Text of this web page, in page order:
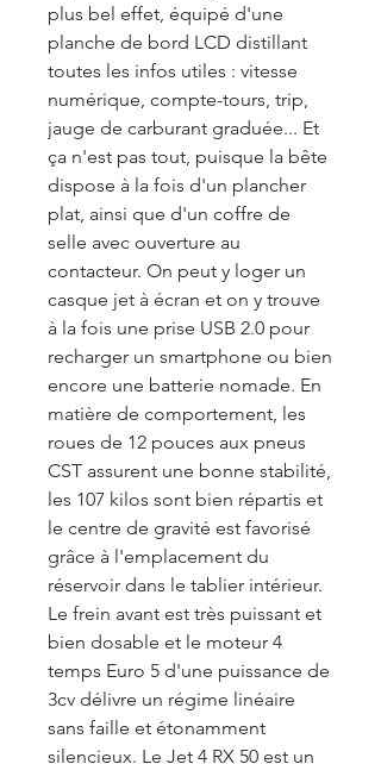
plus bel effet, équipé d'une
planche de bord LCD distillant
toutes les infos utiles : vitesse
numérique, compte-tours, trip,
jauge de carburant graduée... Et
ça n'est pas tout, puisque la bête
dispose à la fois d'un plancher
plat, ainsi que d'un coffre de
selle avec ouverture au
contacteur. On peut y loger un
casque jet à écran et on y trouve
à la fois une prise USB 2.0 pour
recharger un smartphone ou bien
encore une batterie nomade. En
matière de comportement, les
roues de 12 pouces aux pneus
CST assurent une bonne stabilité,
les 107 kilos sont bien répartis et
le centre de gravité est favorisé
grâce à l'emplacement du
réservoir dans le tablier intérieur.
Le frein avant est très puissant et
bien dosable et le moteur 4
temps Euro 5 d'une puissance de
3cv délivre un régime linéaire
sans faille et étonamment
silencieux. Le Jet 4 RX 50 est un